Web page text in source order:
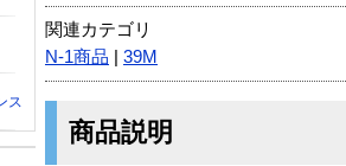
関連カテゴリ
N-1商品
39M
商品説明
ス